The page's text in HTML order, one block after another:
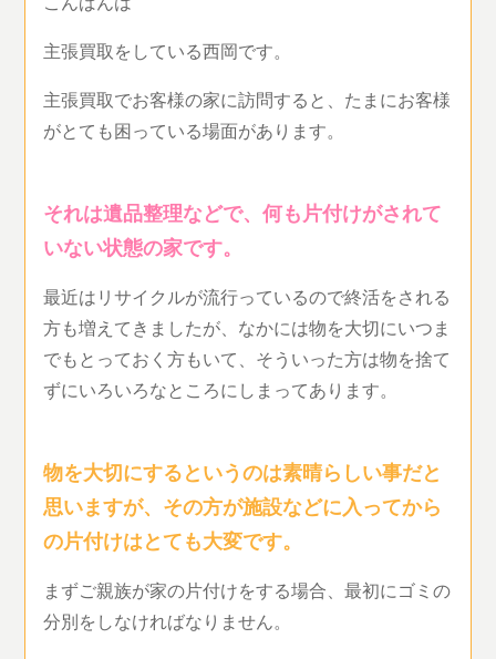
主張買取をしている西岡です。
主張買取でお客様の家に訪問すると、たまにお客様
がとても困っている場面があります。
それは遺品整理などで、何も片付けがされて
いない状態の家です。
最近はリサイクルが流行っているので終活をされる
方も増えてきましたが、なかには物を大切にいつま
でもとっておく方もいて、そういった方は物を捨て
ずにいろいろなところにしまってあります。
物を大切にするというのは素晴らしい事だと
思いますが、その方が施設などに入ってから
の片付けはとても大変です。
まずご親族が家の片付けをする場合、最初にゴミの
分別をしなければなりません。